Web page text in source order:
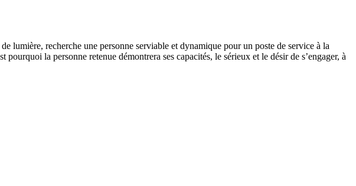
lumière, recherche une personne serviable et dynamique pour un poste de service à la
la personne retenue démontrera ses capacités, le sérieux et le désir de s’engager, à